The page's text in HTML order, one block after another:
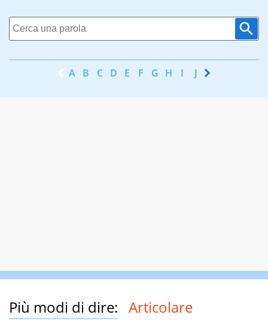
A B C D E F G H I J K
Più modi di dire: Articolare